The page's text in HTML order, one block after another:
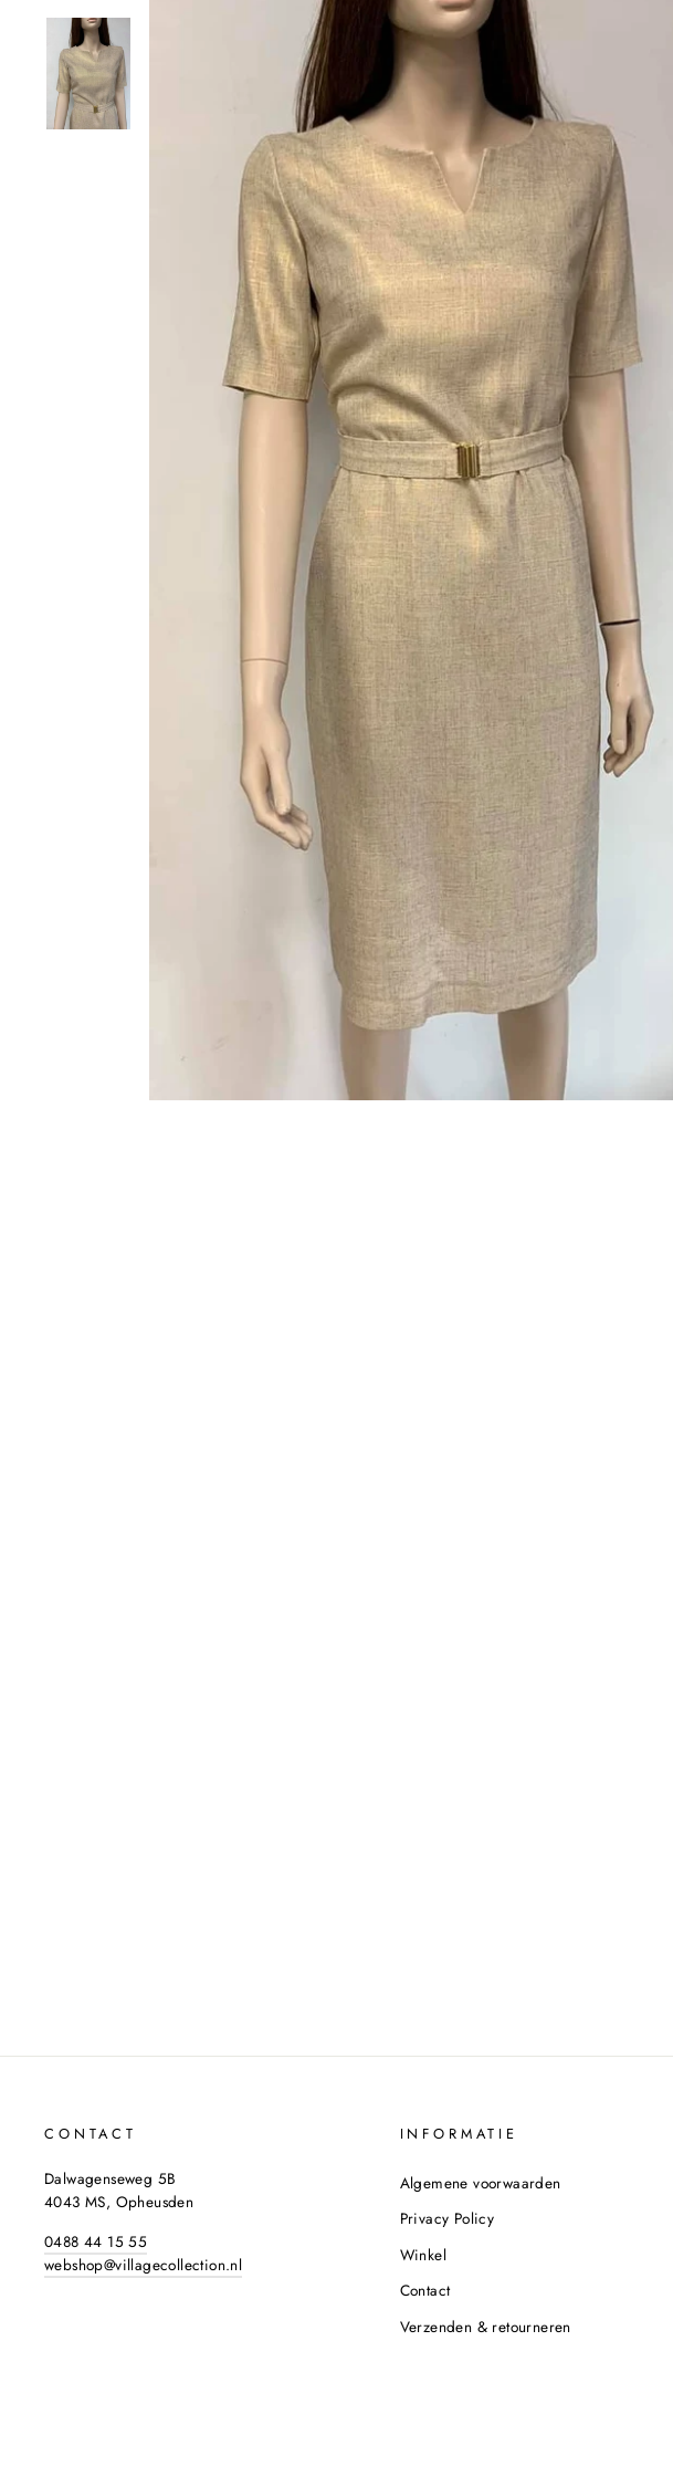
CONTACT
Dalwagenseweg 5B
4043 MS, Opheusden
0488 44 15 55
webshop@villagecollection.nl
INFORMATIE
Algemene voorwaarden
Privacy Policy
Winkel
Contact
Verzenden & retourneren